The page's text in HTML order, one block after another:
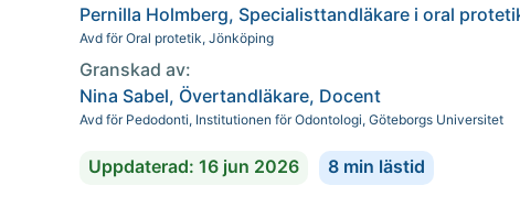
Pernilla Holmberg, Specialisttandläkare i oral
Avd för Oral protetik, Jönköping
Granskad av:
Nina Sabel, Övertandläkare, Docent
Avd för Pedodonti, Institutionen för Odontologi, Göteborgs Universitet
Uppdaterad: 16 jun 2026 8 min lästid